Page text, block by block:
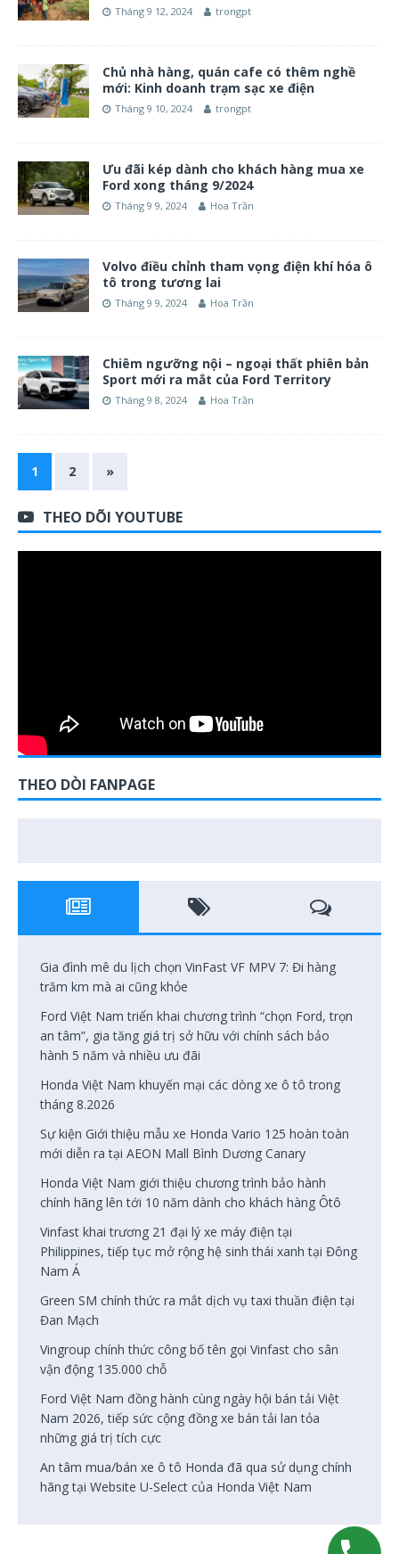
Tháng 9 12, 2024 trongpt
Chủ nhà hàng, quán cafe có thêm nghề
mới: Kinh doanh trạm sạc xe điện
Tháng 9 10, 2024 trongpt
Ưu đãi kép dành cho khách hàng mua xe
Ford xong tháng 9/2024
Tháng 9 9, 2024 Hoa Trần
Volvo điều chỉnh tham vọng điện khí hóa ô
tô trong tương lai
Tháng 9 9, 2024 Hoa Trần
Chiêm ngưỡng nội – ngoại thất phiên bản
Sport mới ra mắt của Ford Territory
Tháng 9 8, 2024 Hoa Trần
1 2 »
THEO DÕI YOUTUBE
THEO DÒI FANPAGE
Gia đình mê du lịch chọn VinFast VF MPV 7: Đi hàng
trăm km mà ai cũng khỏe
Ford Việt Nam triển khai chương trình “chọn Ford, trọn
an tâm”, gia tăng giá trị sở hữu với chính sách bảo
hành 5 năm và nhiều ưu đãi
Honda Việt Nam khuyến mại các dòng xe ô tô trong
tháng 8.2026
Sự kiện Giới thiệu mẫu xe Honda Vario 125 hoàn toàn
mới diễn ra tại AEON Mall Bình Dương Canary
Honda Việt Nam giới thiệu chương trình bảo hành
chính hãng lên tới 10 năm dành cho khách hàng Ôtô
Vinfast khai trương 21 đại lý xe máy điện tại
Philippines, tiếp tục mở rộng hệ sinh thái xanh tại Đông
Nam Á
Green SM chính thức ra mắt dịch vụ taxi thuần điện tại
Đan Mạch
Vingroup chính thức công bố tên gọi Vinfast cho sân
vận động 135.000 chỗ
Ford Việt Nam đồng hành cùng ngày hội bán tải Việt
Nam 2026, tiếp sức cộng đồng xe bán tải lan tỏa
những giá trị tích cực
An tâm mua/bán xe ô tô Honda đã qua sử dụng chính
hãng tại Website U-Select của Honda Việt Nam